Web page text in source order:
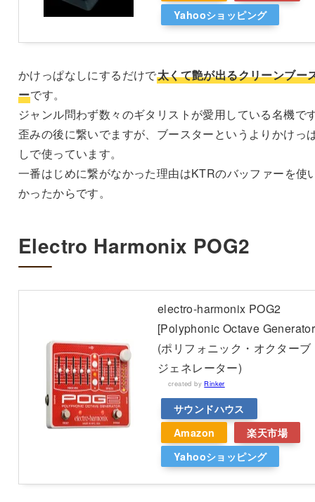
Yahooショッピング
かけっぱなしにするだけで太くて艶が出るクリーンブー
ーです。
ジャンル問わず数々のギタリストが愛用している名機で
歪みの後に繋いでますが、ブースターというよりかけっ
しで使っています。
一番はじめに繋がなかった理由はKTRのバッファーを使
かったからです。
Electro Harmonix POG2
electro-harmonix POG2
[Polyphonic Octave
(ポリフォニック・オクターブ
ジェネレーター)
created byRinker
サウンドハウス
Amazon
楽天市場
Yahooショッピング